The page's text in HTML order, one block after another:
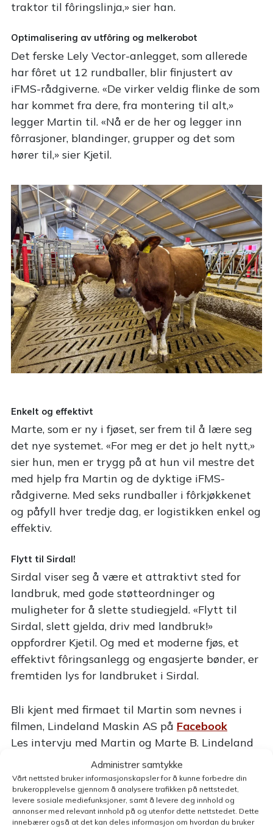
Administrer samtykke
Vårt nettsted bruker informasjonskapsler for å kunne forbedre din
brukeropplevelse gjennom å analysere trafikken på nettstedet,
levere sosiale mediefunksjoner, samt å levere deg innhold og
annonser med relevant innhold på og utenfor dette nettstedet. Dette
innebærer også at det kan deles informasjon om hvordan du bruker
traktor til fôringslinja,» sier han.
Optimalisering av utfôring og melkerobot
Det ferske Lely Vector-anlegget, som allerede
har fôret ut 12 rundballer, blir finjustert av
iFMS-rådgiverne. «De virker veldig flinke de som
har kommet fra dere, fra montering til alt,»
legger Martin til. «Nå er de her og legger inn
fôrrasjoner, blandinger, grupper og det som
hører til,» sier Kjetil.
Enkelt og effektivt
Marte, som er ny i fjøset, ser frem til å lære seg
det nye systemet. «For meg er det jo helt nytt,»
sier hun, men er trygg på at hun vil mestre det
med hjelp fra Martin og de dyktige iFMS-
rådgiverne. Med seks rundballer i fôrkjøkkenet
og påfyll hver tredje dag, er logistikken enkel og
effektiv.
Flytt til Sirdal!
Sirdal viser seg å være et attraktivt sted for
landbruk, med gode støtteordninger og
muligheter for å slette studiegjeld. «Flytt til
Sirdal, slett gjelda, driv med landbruk!»
oppfordrer Kjetil. Og med et moderne fjøs, et
effektivt fôringsanlegg og engasjerte bønder, er
fremtiden lys for landbruket i Sirdal.
Bli kjent med firmaet til Martin som nevnes i
filmen, Lindeland Maskin AS på Facebook
Les intervju med Martin og Marte B. Lindeland
Les mer om Sirdal kommunes tilskudd til
landbrukether.